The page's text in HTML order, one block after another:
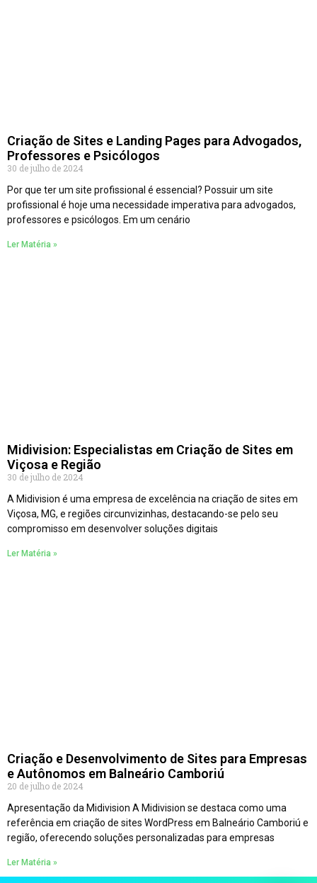
Criação de Sites e Landing Pages para Advogados,
Professores e Psicólogos
30 de julho de 2024
Por que ter um site profissional é essencial? Possuir um site
profissional é hoje uma necessidade imperativa para advogados,
professores e psicólogos. Em um cenário
Ler Matéria »
Midivision: Especialistas em Criação de Sites em
Viçosa e Região
30 de julho de 2024
A Midivision é uma empresa de excelência na criação de sites em
Viçosa, MG, e regiões circunvizinhas, destacando-se pelo seu
compromisso em desenvolver soluções digitais
Ler Matéria »
Criação e Desenvolvimento de Sites para Empresas
e Autônomos em Balneário Camboriú
20 de julho de 2024
Apresentação da Midivision A Midivision se destaca como uma
referência em criação de sites WordPress em Balneário Camboriú e
região, oferecendo soluções personalizadas para empresas
Ler Matéria »